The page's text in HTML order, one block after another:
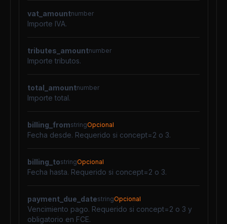
vat_amountnumber
Importe IVA.
tributes_amountnumber
Importe tributos.
total_amountnumber
Importe total.
billing_fromstringOpcional
Fecha desde. Requerido si concept=2 o 3.
billing_tostringOpcional
Fecha hasta. Requerido si concept=2 o 3.
payment_due_datestringOpcional
Vencimiento pago. Requerido si concept=2 o 3 y
obligatorio en FCE.